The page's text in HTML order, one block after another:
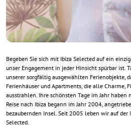
Begeben Sie sich mit Ibiza Selected auf ein
unser Engagement in jeder Hinsicht spürbar ist.
unserer sorgfältig ausgewählten Ferienobjekte,
Ferienhäuser und Apartments, die alle Charme,
ausstrahlen. Ihre schönsten Tage im Jahr haben
Reise nach Ibiza begann im Jahr 2004,
bezaubernden Insel. Seit 2005 leben wir auf
Selected.